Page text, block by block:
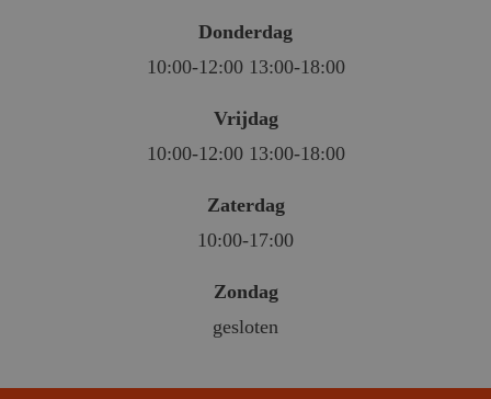
Donderdag
10:00-12:00 13:00-18:00
Vrijdag
10:00-12:00 13:00-18:00
Zaterdag
10:00-17:00
Zondag
gesloten